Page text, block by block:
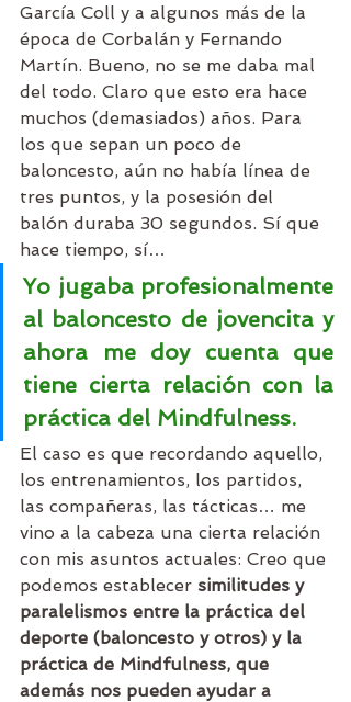
García Coll y a algunos más de la
época de Corbalán y Fernando
Martín. Bueno, no se me daba mal
del todo. Claro que esto era hace
muchos (demasiados) años. Para
los que sepan un poco de
baloncesto, aún no había línea de
tres puntos, y la posesión del
balón duraba 30 segundos. Sí que
hace tiempo, sí…
Yo jugaba profesionalmente
al baloncesto de jovencita y
ahora me doy cuenta que
tiene cierta relación con la
práctica del Mindfulness.
El caso es que recordando aquello,
los entrenamientos, los partidos,
las compañeras, las tácticas… me
vino a la cabeza una cierta relación
con mis asuntos actuales: Creo que
podemos establecer similitudes y
paralelismos entre la práctica del
deporte (baloncesto y otros) y la
práctica de Mindfulness, que
además nos pueden ayudar a